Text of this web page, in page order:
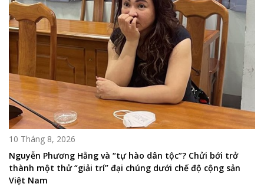
10 Tháng 8, 2026
Nguyễn Phương Hằng và “tự hào dân tộc”? Chửi bới trở
thành một thử “giải trí” đại chúng dưới chế độ cộng sản
Việt Nam